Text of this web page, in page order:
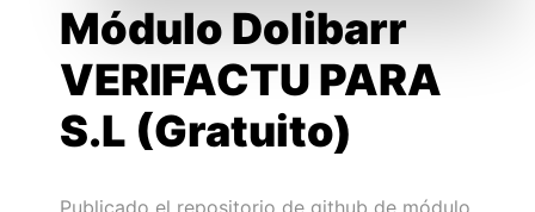
Módulo Dolibarr
VERIFACTU PARA
S.L (Gratuito)
Publicado el repositorio de github de módulo